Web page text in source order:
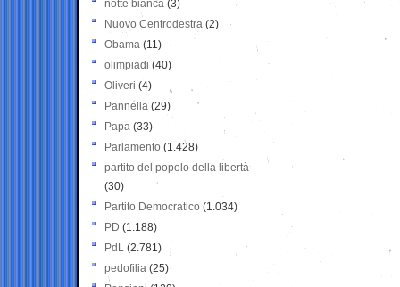
notte bianca (3)
Nuovo Centrodestra (2)
Obama (11)
olimpiadi (40)
Oliveri (4)
Pannella (29)
Papa (33)
Parlamento (1.428)
partito del popolo della libertà
(30)
Partito Democratico (1.034)
PD (1.188)
PdL (2.781)
pedofilia (25)